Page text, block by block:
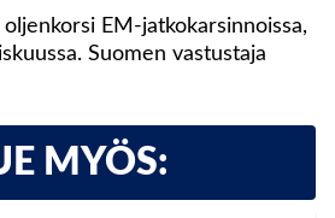
EM-jatkokarsinnoissa,
Suomen vastustaja
MYÖS: